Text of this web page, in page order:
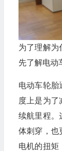
为了理解为
先了解电动
电动车轮胎
度上是为
续航里程。
体刺穿，也
电机的扭矩